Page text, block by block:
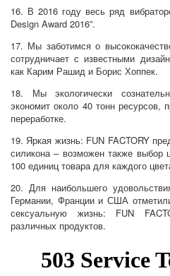
16. В 2016 году весь ряд
Design Award 2016”.
17. Мы заботимся о
сотрудничает с известными
как Карим Рашид и Борис Хоппек.
18. Мы экологически
экономит около 40 тонн
переработке.
19. Яркая жизнь: FUN FACTORY
силикона – возможен также выбор
100 единиц товара для каждого
20. Для наибольшего
Германии, Франции и США
сексуальную жизнь: FUN
различных продуктов.